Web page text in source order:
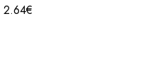
2.64€